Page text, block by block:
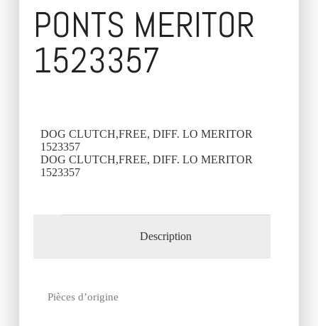
PONTS MERITOR
1523357
DOG CLUTCH,FREE, DIFF. LO MERITOR
1523357
DOG CLUTCH,FREE, DIFF. LO MERITOR
1523357
Description
Pièces d’origine